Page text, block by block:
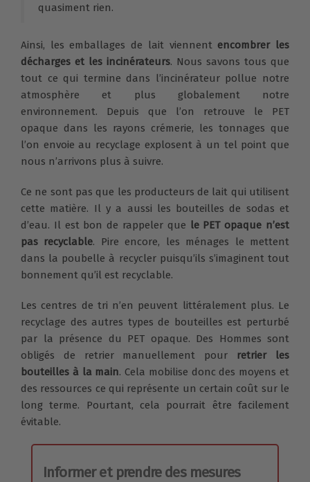
quasiment rien.
Ainsi, les emballages de lait viennent encombrer les
décharges et les incinérateurs. Nous savons tous que
tout ce qui termine dans l’incinérateur pollue notre
atmosphère et plus globalement notre
environnement. Depuis que l’on retrouve le PET
opaque dans les rayons crémerie, les tonnages que
l’on envoie au recyclage explosent à un tel point que
nous n’arrivons plus à suivre.
Ce ne sont pas que les producteurs de lait qui utilisent
cette matière. Il y a aussi les bouteilles de sodas et
d’eau. Il est bon de rappeler que le PET opaque n’est
pas recyclable. Pire encore, les ménages le mettent
dans la poubelle à recycler puisqu’ils s’imaginent tout
bonnement qu’il est recyclable.
Les centres de tri n’en peuvent littéralement plus. Le
recyclage des autres types de bouteilles est perturbé
par la présence du PET opaque. Des Hommes sont
obligés de retrier manuellement pour retrier les
bouteilles à la main. Cela mobilise donc des moyens et
des ressources ce qui représente un certain coût sur le
long terme. Pourtant, cela pourrait être facilement
évitable.
Informer et prendre des mesures